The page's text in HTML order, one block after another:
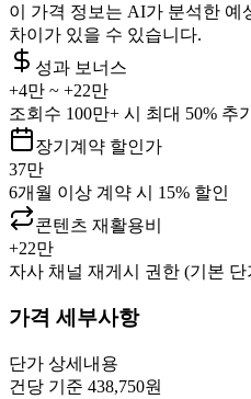
이 가격 정보는 AI가 분석한 예
차이가 있을 수 있습니다.
성과 보너스
+4만 ~ +22만
조회수 100만+ 시 최대 50% 추
장기계약 할인가
37만
6개월 이상 계약 시 15% 할인
콘텐츠 재활용비
+22만
자사 채널 재게시 권한 (기본 단
가격 세부사항
단가 상세내용
건당 기준 438,750원